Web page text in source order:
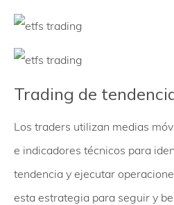
Trading de
Los traders utilizan medias
e indicadores técnicos para
tendencia y ejecutar
esta estrategia para seguir y